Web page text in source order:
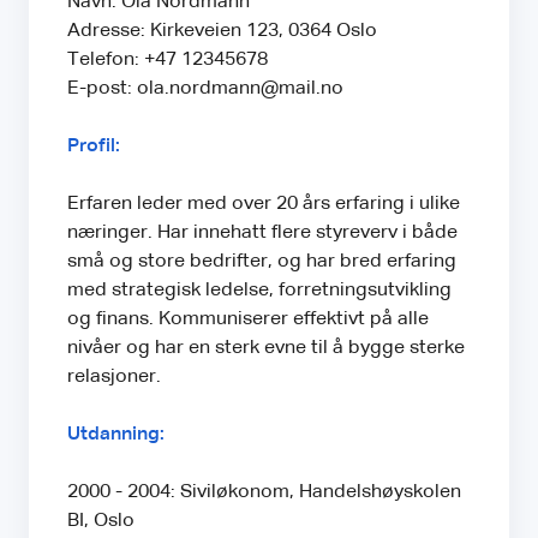
Adresse: Kirkeveien 123, 0364 Oslo
Telefon: +47 12345678
E-post: ola.nordmann@mail.no
Profil:
Erfaren leder med over 20 års erfaring i ulike
næringer. Har innehatt flere styreverv i både
små og store bedrifter, og har bred erfaring
med strategisk ledelse, forretningsutvikling
og finans. Kommuniserer effektivt på alle
nivåer og har en sterk evne til å bygge sterke
relasjoner.
Utdanning:
2000 - 2004: Siviløkonom, Handelshøyskolen
BI, Oslo